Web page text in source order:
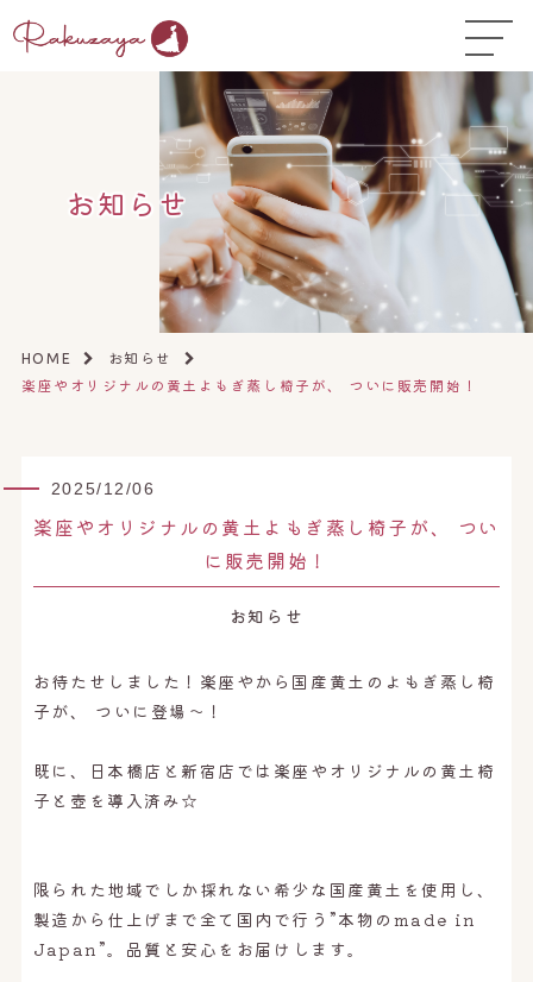
TOP
はじめての方へ▼
コース料金
よくある質問
お悩み温活ガイド▼
店舗一覧▼
オンラインストア▼
オンライン予約はこちら
お知らせ
HOME
お知らせ
楽座やオリジナルの黄土よもぎ蒸し椅子が、 ついに販売開始！
2025/12/06
楽座やオリジナルの黄土よもぎ蒸し椅子が、 つい
に販売開始！
お知らせ
お待たせしました！楽座やから国産黄土のよもぎ蒸し椅
子が、 ついに登場〜！
既に、日本橋店と新宿店では楽座やオリジナルの黄土椅
子と壺を導入済み☆
限られた地域でしか採れない希少な国産黄土を使用し、
製造から仕上げまで全て国内で行う”本物のmade in
Japan”。品質と安心をお届けします。